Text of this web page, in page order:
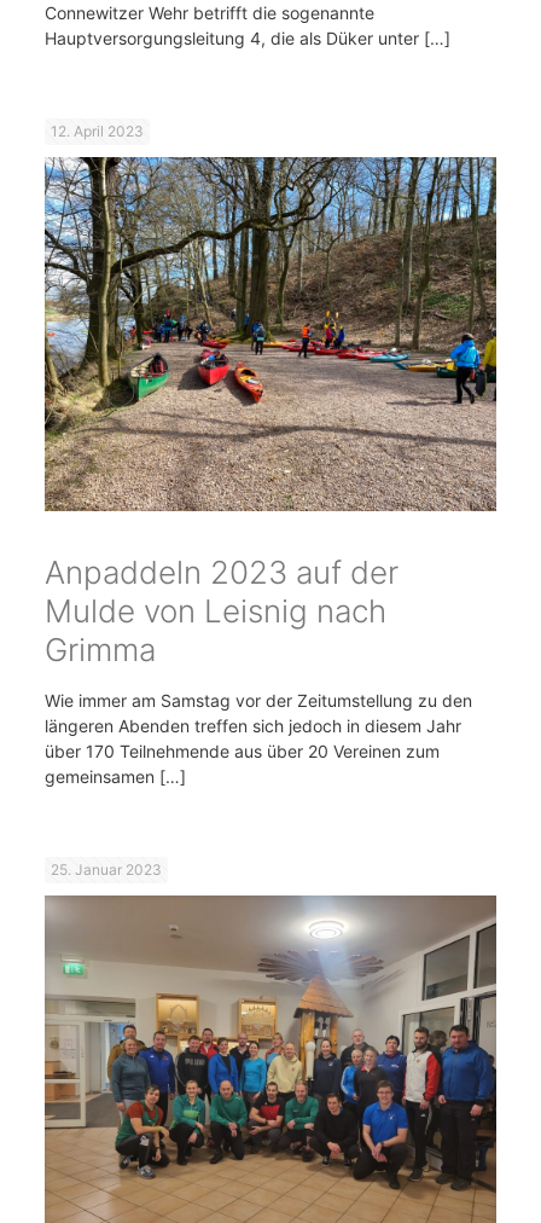
Connewitzer Wehr betrifft die sogenannte
Hauptversorgungsleitung 4, die als Düker unter[…]
12. April 2023
Anpaddeln 2023 auf der
Mulde von Leisnig nach
Grimma
Wie immer am Samstag vor der Zeitumstellung zu den
längeren Abenden treffen sich jedoch in diesem Jahr
über 170 Teilnehmende aus über 20 Vereinen zum
gemeinsamen […]
25. Januar 2023